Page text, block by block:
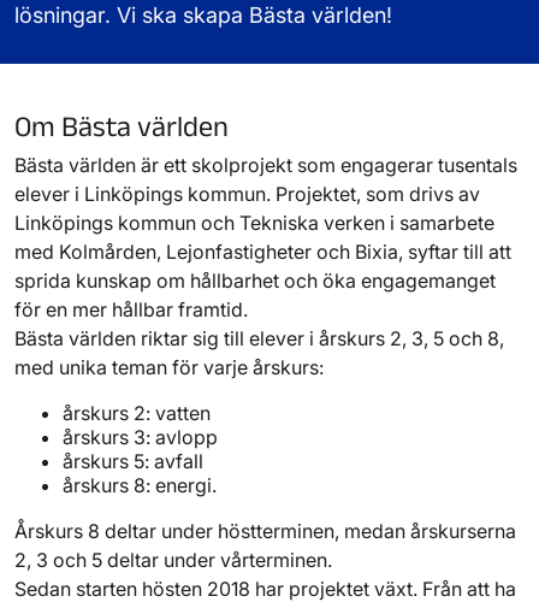
lösningar. Vi ska skapa Bästa världen!
Om Bästa världen
Bästa världen är ett skolprojekt som engagerar tusentals
elever i Linköpings kommun. Projektet, som drivs av
Linköpings kommun och Tekniska verken i samarbete
med Kolmården, Lejonfastigheter och Bixia, syftar till att
sprida kunskap om hållbarhet och öka engagemanget
för en mer hållbar framtid.
Bästa världen riktar sig till elever i årskurs 2, 3, 5 och 8,
med unika teman för varje årskurs:
årskurs 2: vatten
årskurs 3: avlopp
årskurs 5: avfall
årskurs 8: energi.
Årskurs 8 deltar under höstterminen, medan årskurserna
2, 3 och 5 deltar under vårterminen.
Sedan starten hösten 2018 har projektet växt. Från att ha